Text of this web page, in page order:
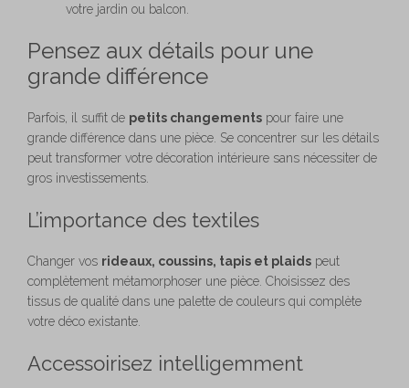
votre jardin ou balcon.
Pensez aux détails pour une
grande différence
Parfois, il suffit de petits changements pour faire une
grande différence dans une pièce. Se concentrer sur les détails
peut transformer votre décoration intérieure sans nécessiter de
gros investissements.
L’importance des textiles
Changer vos rideaux, coussins, tapis et plaids peut
complètement métamorphoser une pièce. Choisissez des
tissus de qualité dans une palette de couleurs qui complète
votre déco existante.
Accessoirisez intelligemment